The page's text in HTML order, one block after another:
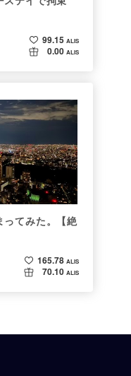
99.15 ALIS
0.00 ALIS
ってみた。【絶
165.78 ALIS
70.10 ALIS